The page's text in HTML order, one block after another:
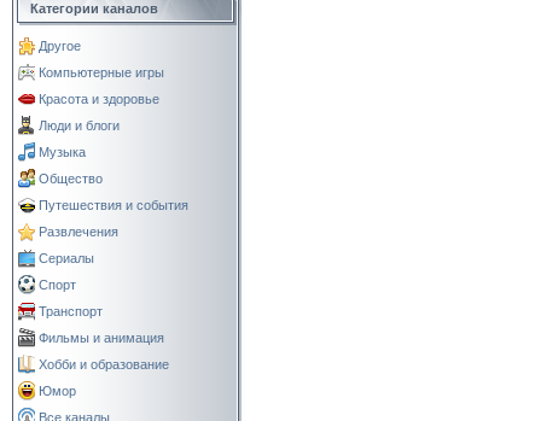
Категории каналов
Другое
Компьютерные игры
Красота и здоровье
Люди и блоги
Музыка
Общество
Путешествия и события
Развлечения
Сериалы
Спорт
Транспорт
Фильмы и анимация
Хобби и образование
Юмор
Все каналы